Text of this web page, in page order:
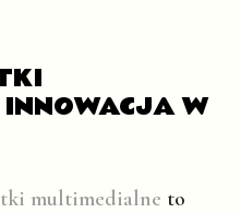
INNOWACJA W
multimedialne to